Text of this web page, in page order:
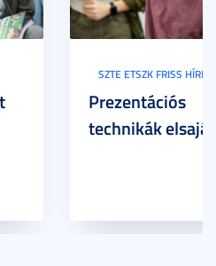
SZTE ETSZK FRISS HÍREK
Prezentációs
technikák